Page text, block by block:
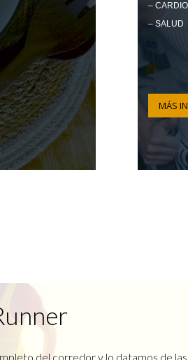
–
– SALUD
MÁS
del corredor y lo datamos de las